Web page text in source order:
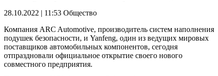
28.10.2022 | 11:53 Общество
Компания ARC Automotive, производитель систем наполнения
подушек безопасности, и Yanfeng, один из ведущих мировых
поставщиков автомобильных компонентов, сегодня
отпраздновали официальное открытие своего нового
совместного предприятия.